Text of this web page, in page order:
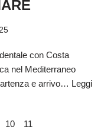
con Costa
nel Mediterraneo
e arrivo… Leggi
10 11